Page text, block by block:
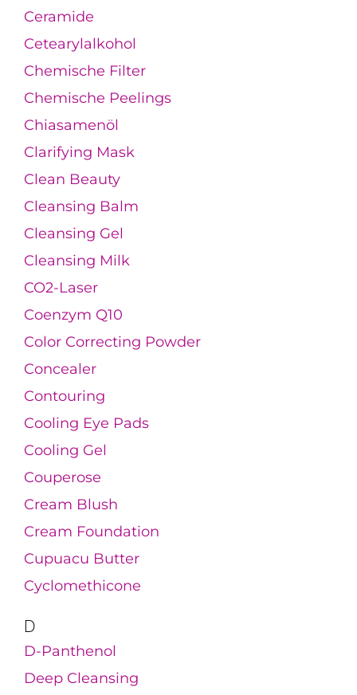
Ceramide
Cetearylalkohol
Chemische Filter
Chemische Peelings
Chiasamenöl
Clarifying Mask
Clean Beauty
Cleansing Balm
Cleansing Gel
Cleansing Milk
CO2-Laser
Coenzym Q10
Color Correcting Powder
Concealer
Contouring
Cooling Eye Pads
Cooling Gel
Couperose
Cream Blush
Cream Foundation
Cupuacu Butter
Cyclomethicone
D
D-Panthenol
Deep Cleansing